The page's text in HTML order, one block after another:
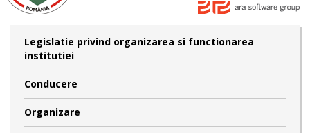
Legislatie privind organizarea si functionarea
institutiei
Conducere
Organizare